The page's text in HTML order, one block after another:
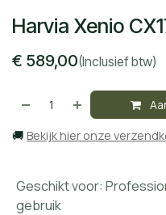
Harvia Xenio
€ 589,00(Inclusief btw)
🚚 Bekijk hier onze
Geschikt voor:
gebruik